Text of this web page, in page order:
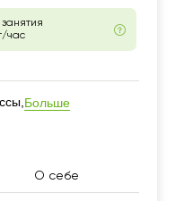
час
Больше
О себе